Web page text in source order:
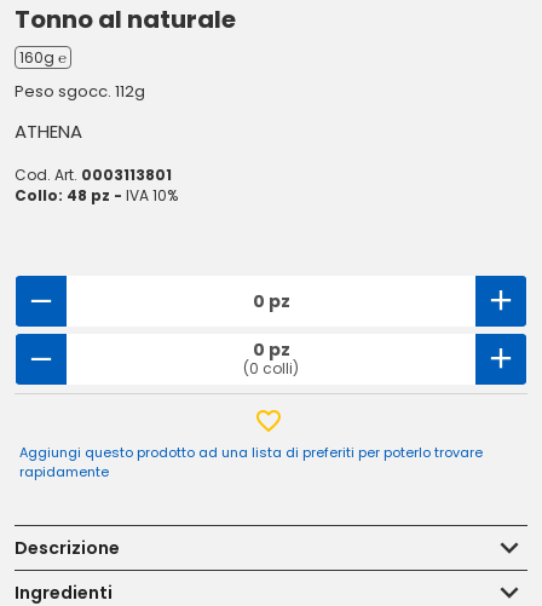
Tonno al naturale
160g ℮
Peso sgocc. 112g
ATHENA
Cod. Art. 0003113801
Collo: 48 pz - IVA 10%
0 pz
0 pz
(0 colli)
Aggiungi questo prodotto ad una lista di preferiti per poterlo trovare
rapidamente
Descrizione
Ingredienti